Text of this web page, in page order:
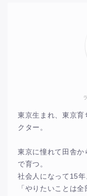
東京生まれ、東京
クター。
東京に憧れて田舎か
で育つ。
社会人になって15年
「やりたいことは